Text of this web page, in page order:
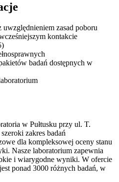
zasad poboru
kontakcie
badań dostępnych w
w Pułtusku przy ul. T.
zakres badań
dla kompleksowej oceny stanu
Nasze laboratorium zapewnia
i wiarygodne wyniki. W ofercie
ponad 3000 różnych badań, w